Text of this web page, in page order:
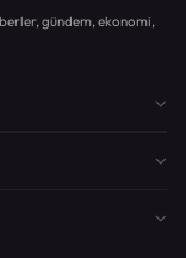
gündem, ekonomi,